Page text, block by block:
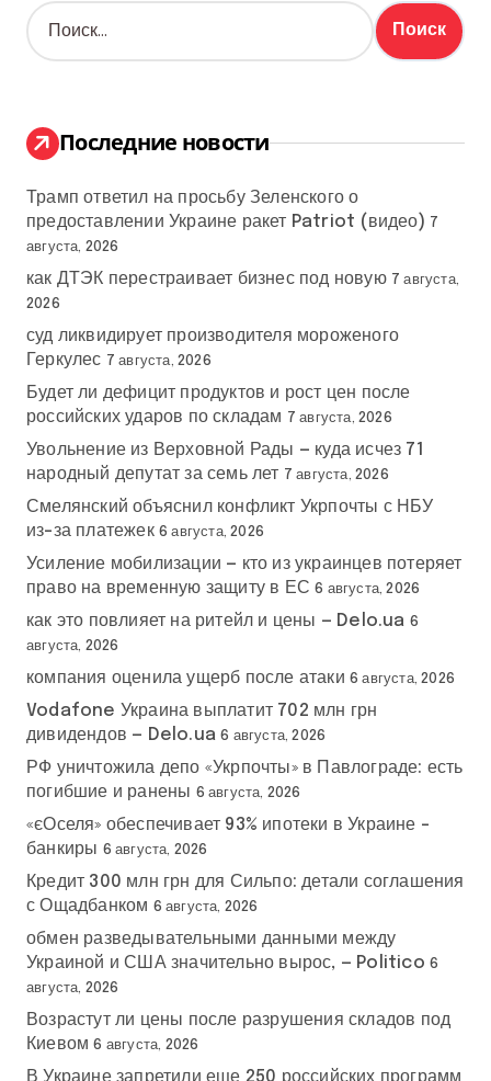
Н
а
:
Последние новости
Трамп ответил на просьбу Зеленского о
предоставлении Украине ракет Patriot (видео) 7
августа, 2026
как ДТЭК перестраивает бизнес под новую 7 августа,
2026
суд ликвидирует производителя мороженого
Геркулес 7 августа, 2026
Будет ли дефицит продуктов и рост цен после
российских ударов по складам 7 августа, 2026
Увольнение из Верховной Рады — куда исчез 71
народный депутат за семь лет 7 августа, 2026
Смелянский объяснил конфликт Укрпочты с НБУ
из-за платежек 6 августа, 2026
Усиление мобилизации — кто из украинцев потеряет
право на временную защиту в ЕС 6 августа, 2026
как это повлияет на ритейл и цены — Delo.ua 6
августа, 2026
компания оценила ущерб после атаки 6 августа, 2026
Vodafone Украина выплатит 702 млн грн
дивидендов — Delo.ua 6 августа, 2026
РФ уничтожила депо «Укрпочты» в Павлограде: есть
погибшие и ранены 6 августа, 2026
«єОселя» обеспечивает 93% ипотеки в Украине –
банкиры 6 августа, 2026
Кредит 300 млн грн для Сильпо: детали соглашения
с Ощадбанком 6 августа, 2026
обмен разведывательными данными между
Украиной и США значительно вырос, — Politico 6
августа, 2026
Возрастут ли цены после разрушения складов под
Киевом 6 августа, 2026
В Украине запретили еще 250 российских программ